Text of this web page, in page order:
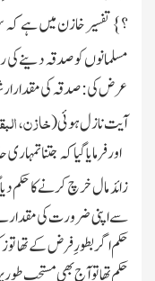
؟} تفسیر خازن میں ہے کہ
مسلمانوں کو صدقہ دینے کی
عرض کی: صدقہ کی مقدار
آیت نازل ہوئی(خازن،
اور فرمایا گیا کہ جتنا
زائد مال خرچ کرنے کا حکم
سے اپنی ضرورت کی مقدار
حکم اگر بطورِ فرض کے تھا تو
حکم تھا تو آج بھی مستحب